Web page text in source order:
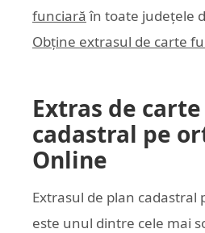
funciară în toate județele
Obține extrasul de carte
Extras de
cadastral pe
Online
Extrasul de plan cadastral
este unul dintre cele mai